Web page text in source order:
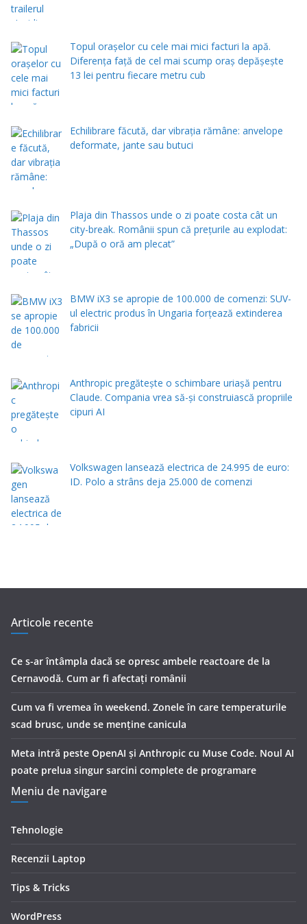
Topul orașelor cu cele mai mici facturi la apă.
Diferența față de cel mai scump oraș depășește
13 lei pentru fiecare metru cub
Echilibrare făcută, dar vibrația rămâne: anvelope
deformate, jante sau butuci
Plaja din Thassos unde o zi poate costa cât un
city-break. Românii spun că prețurile au explodat:
„După o oră am plecat”
BMW iX3 se apropie de 100.000 de comenzi: SUV-
ul electric produs în Ungaria forțează extinderea
fabricii
Anthropic pregătește o schimbare uriașă pentru
Claude. Compania vrea să-și construiască propriile
cipuri AI
Volkswagen lansează electrica de 24.995 de euro:
ID. Polo a strâns deja 25.000 de comenzi
Articole recente
Ce s-ar întâmpla dacă se opresc ambele reactoare de la
Cernavodă. Cum ar fi afectați românii
Cum va fi vremea în weekend. Zonele în care temperaturile
scad brusc, unde se menţine canicula
Meta intră peste OpenAI și Anthropic cu Muse Code. Noul AI
poate prelua singur sarcini complete de programare
Meniu de navigare
Tehnologie
Recenzii Laptop
Tips & Tricks
WordPress